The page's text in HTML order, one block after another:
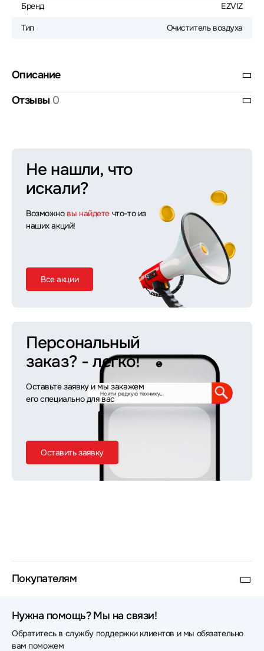
Бренд EZVIZ
Тип Очиститель воздуха
Описание
Отзывы 0
Не нашли, что
искали?
Возможно вы найдете что-то из
наших акций!
Все акции
Персональный
заказ? - легко!
Оставьте заявку и мы закажем
его специально для вас
Оставить заявку
Покупателям
Нужна помощь? Мы на связи!
Обратитесь в службу поддержки клиентов и мы обязательно
вам поможем